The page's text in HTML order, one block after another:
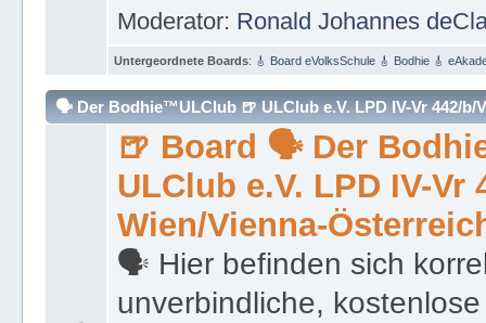
Moderator: Ronald Johannes
Untergeordnete Boards: 🎸 Board eVolksSchule 🎸 Bodhie 🎸
🗣 Der Bodhie™ULClub 🍺 ULClub e.V. LPD IV-Vr 442/
🍺 Board 🗣 Der
ULClub e.V. LPD IV-
Wien/Vienna-
🗣 Hier befinden sich
unverbindliche,